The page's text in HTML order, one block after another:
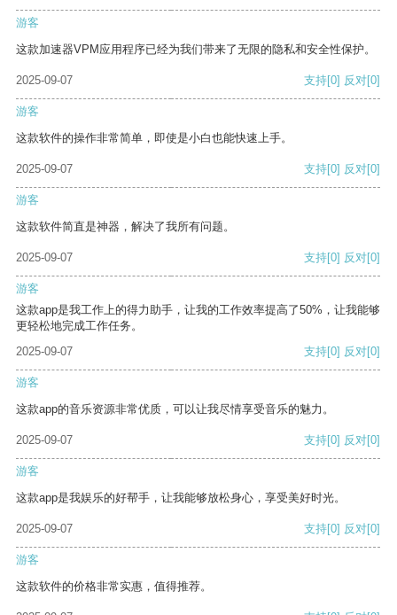
游客
这款加速器VPM应用程序已经为我们带来了无限的隐私和安全性保护。
2025-09-07 支持[0] 反对[0]
游客
这款软件的操作非常简单，即使是小白也能快速上手。
2025-09-07 支持[0] 反对[0]
游客
这款软件简直是神器，解决了我所有问题。
2025-09-07 支持[0] 反对[0]
游客
这款app是我工作上的得力助手，让我的工作效率提高了50%，让我能够
更轻松地完成工作任务。
2025-09-07
支持[0] 反对[0]
游客
这款app的音乐资源非常优质，可以让我尽情享受音乐的魅力。
2025-09-07 支持[0] 反对[0]
游客
这款app是我娱乐的好帮手，让我能够放松身心，享受美好时光。
2025-09-07 支持[0] 反对[0]
游客
这款软件的价格非常实惠，值得推荐。